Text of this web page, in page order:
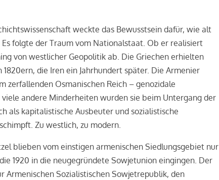
weckte das Bewusstsein dafür, wie alt
Es folgte der Traum vom Nationalstaat. Ob er realisiert
von westlicher Geopolitik ab. Die Griechen erhielten
die Iren ein Jahrhundert später. Die Armenier
zerfallenden Osmanischen Reich – genozidale
andere Minderheiten wurden sie beim Untergang der
als kapitalistische Ausbeuter und sozialistische
Zu westlich, zu modern.
blieben vom einstigen armenischen Siedlungsgebiet nur
1920 in die neugegründete Sowjetunion eingingen. Der
Armenischen Sozialistischen Sowjetrepublik, den